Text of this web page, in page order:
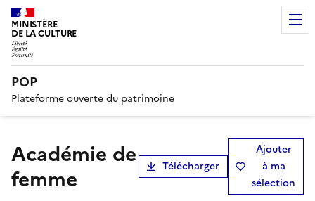
MINISTÈRE
DE LA CULTURE
POP
Plateforme ouverte du patrimoine
Académie de
femme
Télécharger
Ajouter
à ma
sélection